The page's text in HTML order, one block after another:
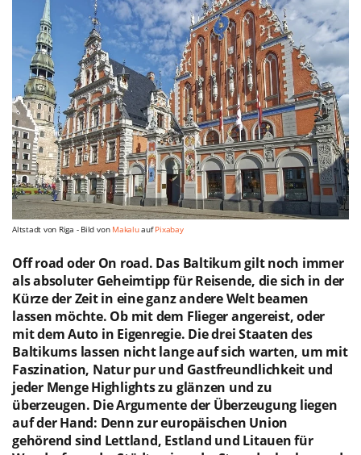
Altstadt von Riga - Bild von MakaluaufPixabay
Off road oder On road. Das Baltikum gilt noch immer
als absoluter Geheimtipp für Reisende, die sich in der
Kürze der Zeit in eine ganz andere Welt beamen
lassen möchte. Ob mit dem Flieger angereist, oder
mit dem Auto in Eigenregie. Die drei Staaten des
Baltikums lassen nicht lange auf sich warten, um mit
Faszination, Natur pur und Gastfreundlichkeit und
jeder Menge Highlights zu glänzen und zu
überzeugen. Die Argumente der Überzeugung liegen
auf der Hand: Denn zur europäischen Union
gehörend sind Lettland, Estland und Litauen für